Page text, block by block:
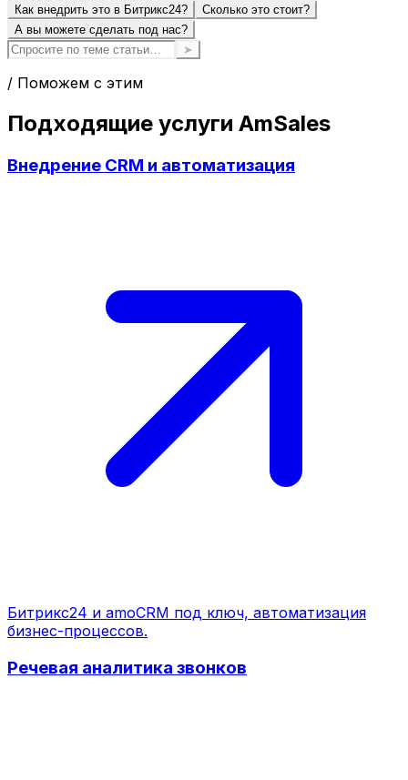
Как внедрить это в Битрикс24?
Сколько это стоит?
А вы можете сделать под нас?
➤
/ Поможем с этим
Подходящие услуги AmSales
Внедрение CRM и автоматизация
Битрикс24 и amoCRM под ключ, автоматизация
бизнес-процессов.
Речевая аналитика звонков